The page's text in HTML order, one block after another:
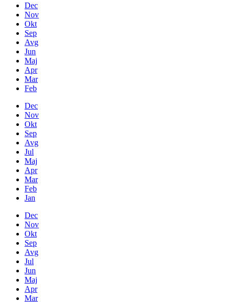
Dec
Nov
Okt
Sep
Avg
Jun
Maj
Apr
Mar
Feb
Dec
Nov
Okt
Sep
Avg
Jul
Maj
Apr
Mar
Feb
Jan
Dec
Nov
Okt
Sep
Avg
Jul
Jun
Maj
Apr
Mar